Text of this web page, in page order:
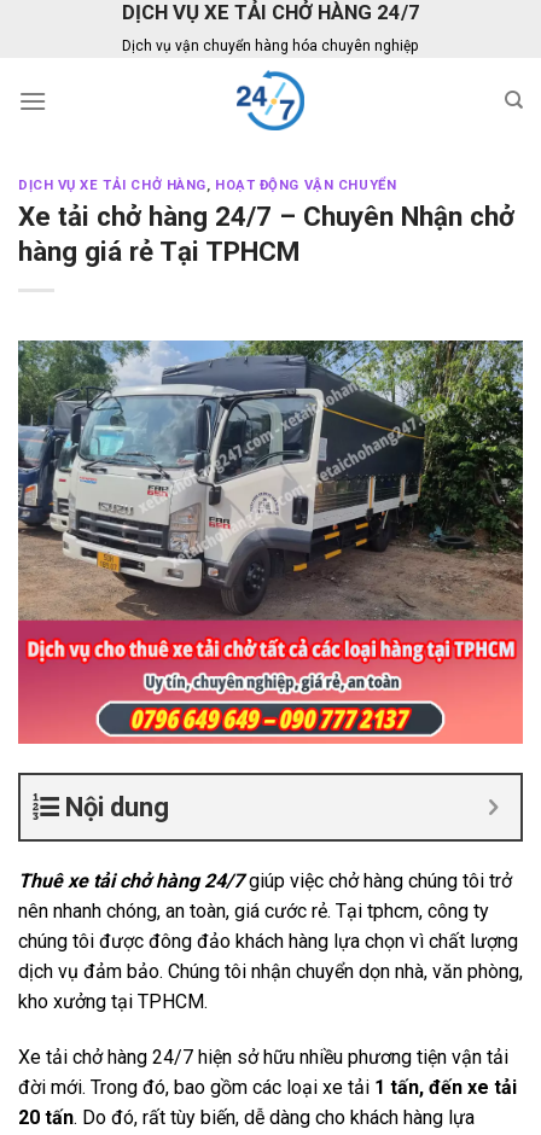
DỊCH VỤ XE TẢI CHỞ HÀNG 24/7
Dịch vụ vận chuyển hàng hóa chuyên nghiệp
DỊCH VỤ XE TẢI CHỞ HÀNG, HOẠT ĐỘNG VẬN CHUYỂN
Xe tải chở hàng 24/7 – Chuyên Nhận chở
hàng giá rẻ Tại TPHCM
Nội dung
Thuê xe tải chở hàng 24/7 giúp việc chở hàng chúng tôi trở
nên nhanh chóng, an toàn, giá cước rẻ. Tại tphcm, công ty
chúng tôi được đông đảo khách hàng lựa chọn vì chất lượng
dịch vụ đảm bảo. Chúng tôi nhận chuyển dọn nhà, văn phòng,
kho xưởng tại TPHCM.
Xe tải chở hàng 24/7 hiện sở hữu nhiều phương tiện vận tải
đời mới. Trong đó, bao gồm các loại xe tải 1 tấn, đến xe tải
20 tấn. Do đó, rất tùy biến, dễ dàng cho khách hàng lựa